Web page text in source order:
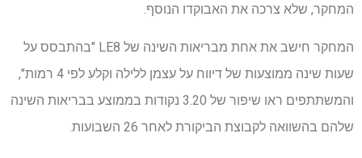
המחקר, שלא צרכה את האבוקדו הנוסף.
המחקר חישב את אחת מבריאות השינה של LE8 "בהתבסס על
שעות שינה ממוצעות של דיווח על עצמן ללילה וקלע לפי 4 רמות",
והמשתתפים ראו שיפור של 3.20 נקודות בממוצע בבריאות השינה
שלהם בהשוואה לקבוצת הביקורת לאחר 26 השבועות.